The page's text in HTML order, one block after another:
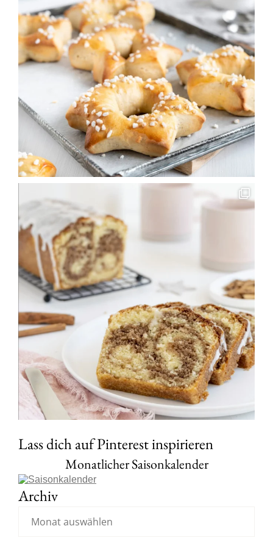
Lass dich auf Pinterest inspirieren
Monatlicher Saisonkalender
Archiv